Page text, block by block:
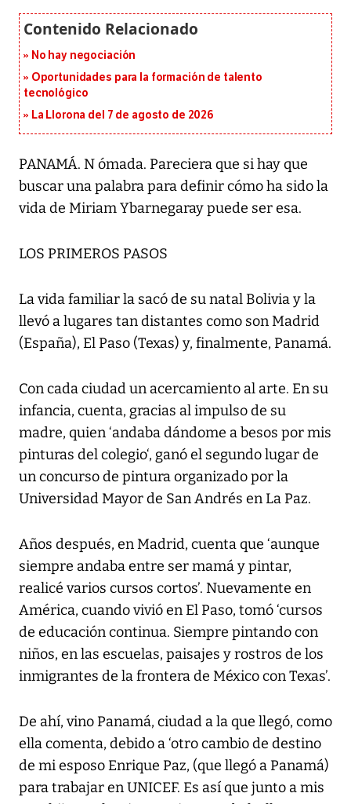
No hay negociación
Oportunidades para la formación de talento
tecnológico
La Llorona del 7 de agosto de 2026
PANAMÁ. N ómada. Pareciera que si hay que
buscar una palabra para definir cómo ha sido la
vida de Miriam Ybarnegaray puede ser esa.
LOS PRIMEROS PASOS
La vida familiar la sacó de su natal Bolivia y la
llevó a lugares tan distantes como son Madrid
(España), El Paso (Texas) y, finalmente, Panamá.
Con cada ciudad un acercamiento al arte. En su
infancia, cuenta, gracias al impulso de su
madre, quien ‘andaba dándome a besos por mis
pinturas del colegio‘, ganó el segundo lugar de
un concurso de pintura organizado por la
Universidad Mayor de San Andrés en La Paz.
Años después, en Madrid, cuenta que ‘aunque
siempre andaba entre ser mamá y pintar,
realicé varios cursos cortos’. Nuevamente en
América, cuando vivió en El Paso, tomó ‘cursos
de educación continua. Siempre pintando con
niños, en las escuelas, paisajes y rostros de los
inmigrantes de la frontera de México con Texas’.
De ahí, vino Panamá, ciudad a la que llegó, como
ella comenta, debido a ‘otro cambio de destino
de mi esposo Enrique Paz, (que llegó a Panamá)
para trabajar en UNICEF. Es así que junto a mis